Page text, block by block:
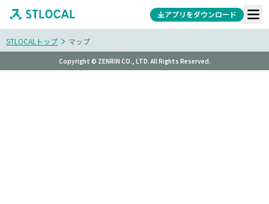
アプリをダウンロード
STLOCALトップ マップ
Copyright © ZENRIN CO., LTD. All Rights Reserved.